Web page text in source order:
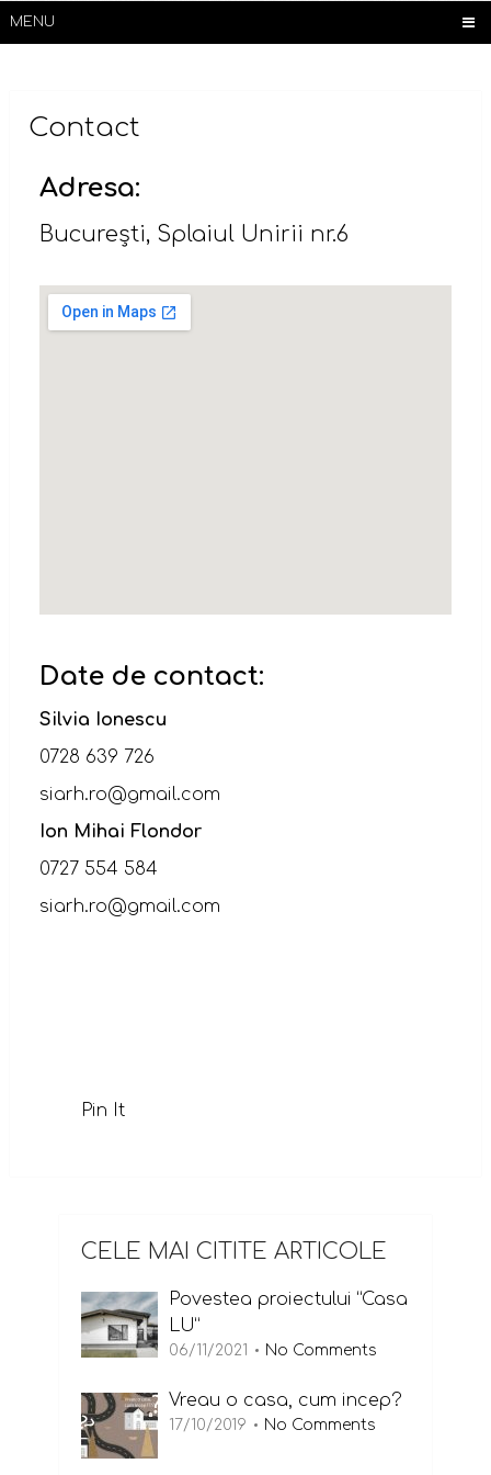
MENU
Contact
Adresa:
București, Splaiul Unirii nr.6
Date de contact:
Silvia Ionescu
0728 639 726
siarh.ro@gmail.com
Ion Mihai Flondor
0727 554 584
siarh.ro@gmail.com
Pin It
CELE MAI CITITE ARTICOLE
Povestea proiectului “Casa
LU”
06/11/2021 No Comments
Vreau o casa, cum incep?
17/10/2019 No Comments